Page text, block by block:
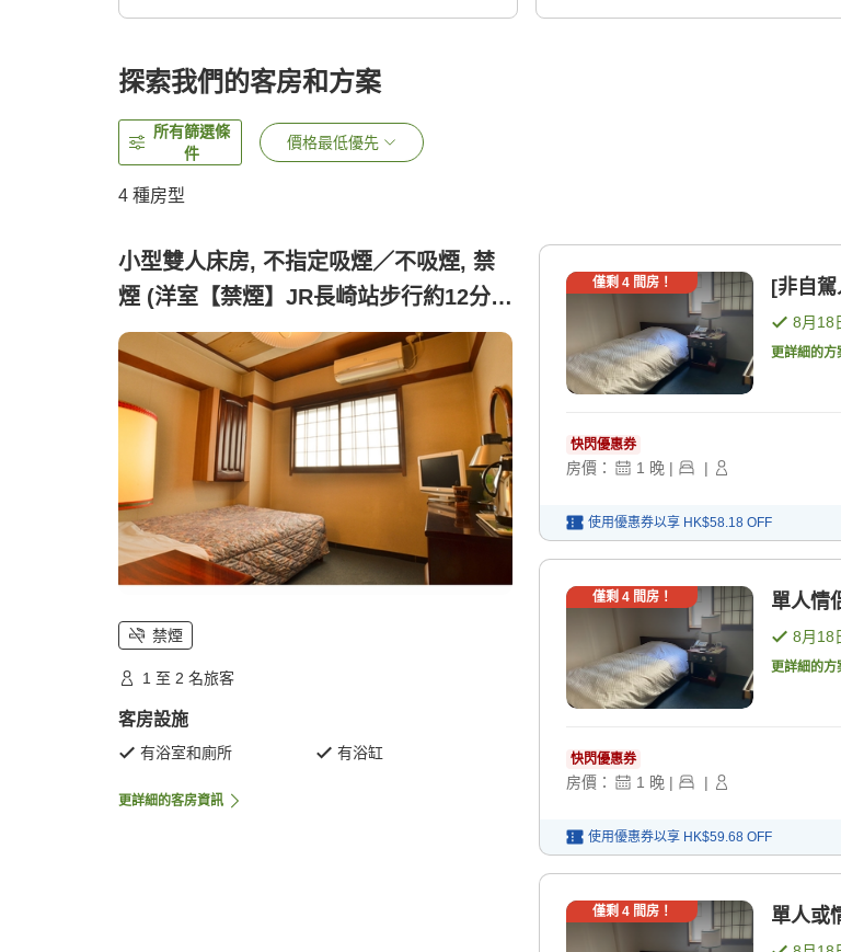
探索我們的客房和方案
所有篩選條
件
價格最低優先
4 種房型
小型雙人床房, 不指定吸煙／不吸煙, 禁
煙 (洋室【禁煙】JR長崎站步行約12分
鐘)
禁煙
1 至 2 名旅客
客房設施
有浴室和廁所 有浴缸
更詳細的客房資訊
僅剩 4間房！ [非自
8月18
更詳細的方
快閃優惠券
房價： 1 晚 | |
使用優惠券以享 HK$58.18 OFF
僅剩 4間房！ 單人情
8月18
更詳細的方
快閃優惠券
房價： 1 晚 | |
使用優惠券以享 HK$59.68 OFF
僅剩 4間房！ 單人或